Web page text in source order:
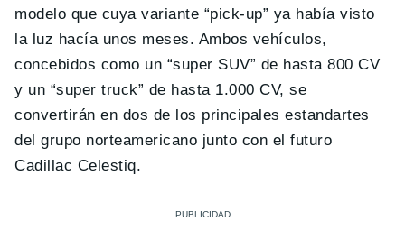
modelo que cuya variante “pick-up” ya había visto
la luz hacía unos meses. Ambos vehículos,
concebidos como un “super SUV” de hasta 800 CV
y un “super truck” de hasta 1.000 CV, se
convertirán en dos de los principales estandartes
del grupo norteamericano junto con el futuro
Cadillac Celestiq.